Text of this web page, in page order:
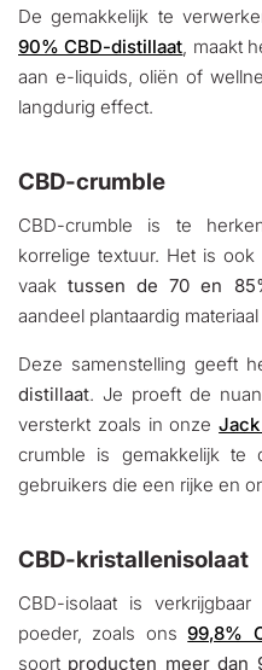
De gemakkelijk te
90% CBD-distillaat, maakt
aan e-liquids, oliën of
langdurig effect.
CBD-crumble
CBD-crumble is te
korrelige textuur. Het is
vaaktussen de 70 en
aandeel plantaardig
Deze samenstelling geeft
distillaat. Je proeft de
versterkt zoals in onze
crumble is gemakkelijk te
gebruikers die een rijke en
CBD-kristallenisolaat
CBD-isolaat is
poeder, zoals ons99,8%
soort producten meer dan